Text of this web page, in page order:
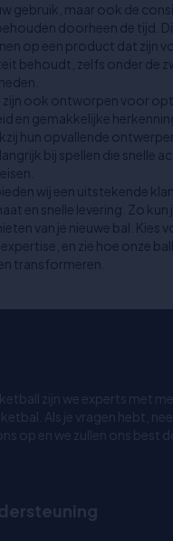
gebruik, maar ook de
doorheen de tijd.
op een product dat zijn
behoudt, zelfs onder de
zijn ook ontworpen voor
en gemakkelijke
hun opvallende
bij spellen die snelle
wij een uitstekende
en snelle levering. Zo kun
van je nieuwe bal. Kies
en zie hoe onze
transformeren.
zijn we experts met
Als je vragen hebt,
op en we zullen ons best